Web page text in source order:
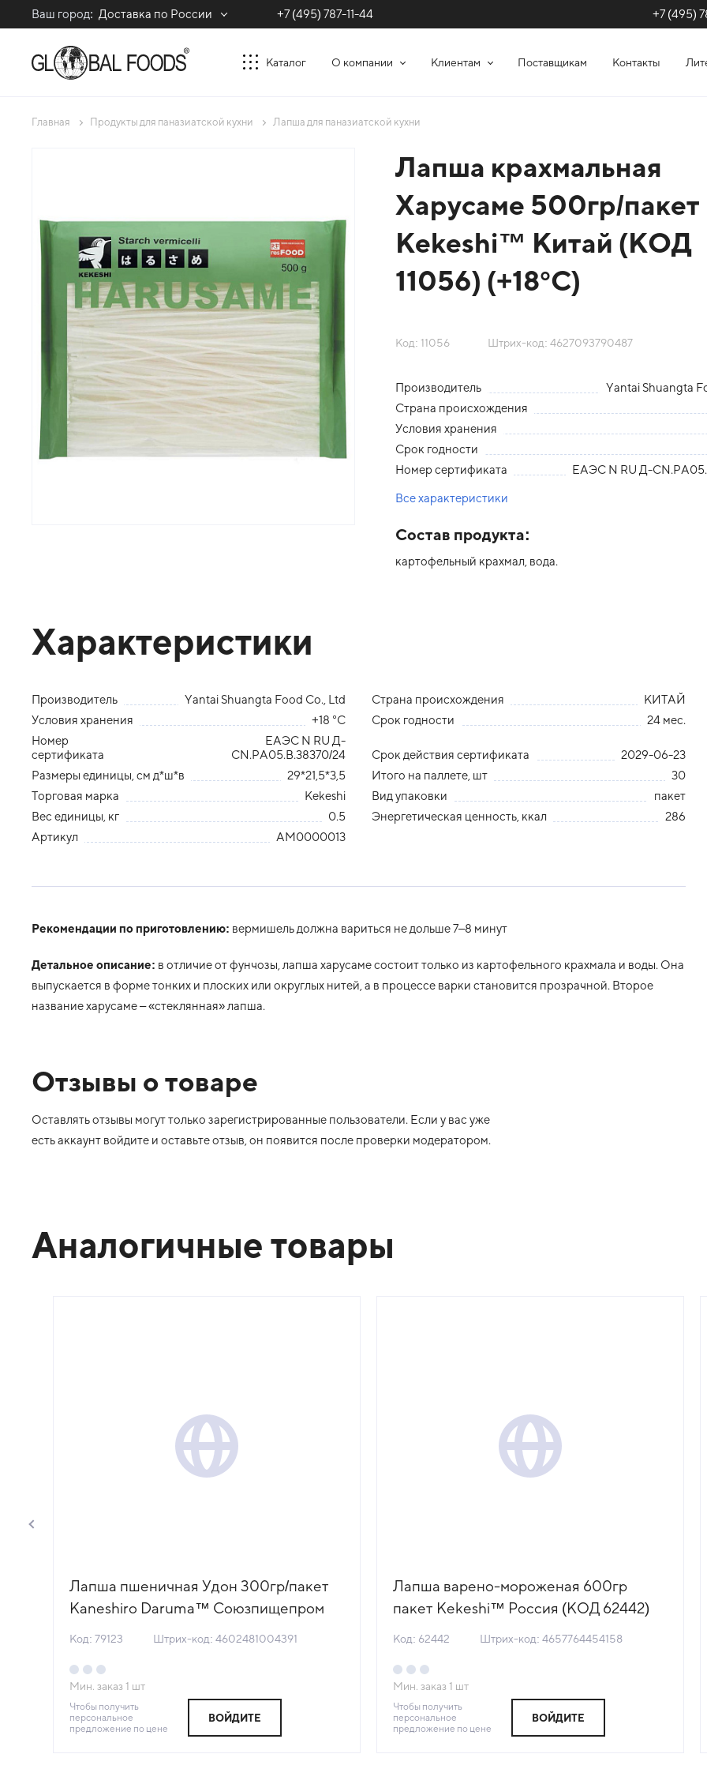
Ваш город: Доставка по России +7 (495) 787-11-44 +7 (495)
Каталог О компании Клиентам Поставщикам Контакты
Главная Продукты для паназиатской кухни Лапша для паназиатской кухни
Лапша крахмальная
Харусаме 500гр/пакет
Kekeshi™ Китай (КОД
11056) (+18°С)
Код: 11056 Штрих-код: 4627093790487
Производитель
Yantai Shuangta
Страна происхождения
Условия хранения
Срок годности
Номер сертификата
ЕАЭС N RU Д-
Все характеристики
Состав продукта:
картофельный крахмал, вода.
Характеристики
Производитель Yantai Shuangta Food Co., Ltd Страна происхождения
КИТАЙ
Условия хранения
+18 °С Срок годности
24 мес.
Номер
сертификата
ЕАЭС N RU Д-
СN.РА05.В.38370/24
Срок действия сертификата
2029-06-23
Размеры единицы, см д*ш*в
29*21,5*3,5 Итого на паллете, шт
30
Торговая марка
Kekeshi Вид упаковки
пакет
Вес единицы, кг
0.5 Энергетическая ценность, ккал
286
Артикул
АМ0000013
Рекомендации по приготовлению: вермишель должна вариться не дольше 7–8 минут
Детальное описание: в отличие от фунчозы, лапша харусаме состоит только из картофельного крахмала и воды. Она
выпускается в форме тонких и плоских или округлых нитей, а в процессе варки становится прозрачной. Второе
название харусаме – «стеклянная» лапша.
Отзывы о товаре
Оставлять отзывы могут только зарегистрированные пользователи. Если у вас уже
есть аккаунт войдите и оставьте отзыв, он появится после проверки модератором.
Аналогичные товары
Лапша пшеничная Удон 300гр/пакет
Kaneshiro Daruma™ Союзпищепром
Код: 79123 Штрих-код: 4602481004391
Мин. заказ 1 шт
Чтобы получить
персональное
предложение по цене
ВОЙДИТЕ
Лапша варено-мороженая 600гр
пакет Kekeshi™ Россия (КОД 62442)
Код: 62442 Штрих-код: 4657764454158
Мин. заказ 1 шт
Чтобы получить
персональное
предложение по цене
ВОЙДИТЕ